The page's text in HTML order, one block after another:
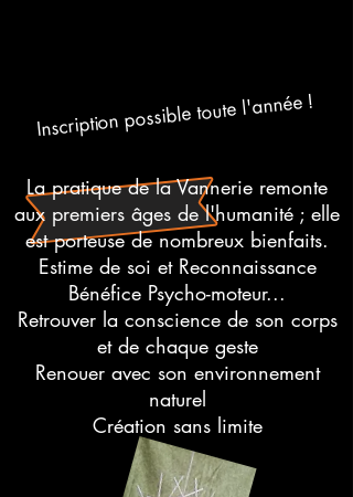
Inscription possible toute l'année !
La pratique de la Vannerie remonte
aux premiers âges de l'humanité ; elle
est porteuse de nombreux bienfaits.
Estime de soi et Reconnaissance
Bénéfice Psycho-moteur...
Retrouver la conscience de son corps
et de chaque geste
Renouer avec son environnement
naturel
Création sans limite